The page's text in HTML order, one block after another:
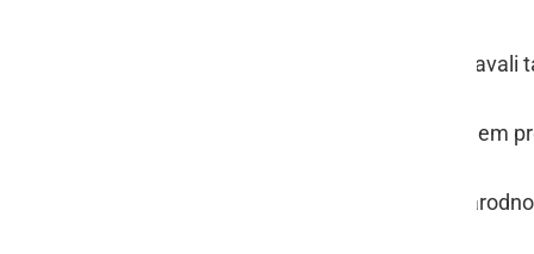
Na področju kriminalitete so
Javni red in mir je bil kršen v zasebnem
Vsi prijeti tujci so zaprosili za